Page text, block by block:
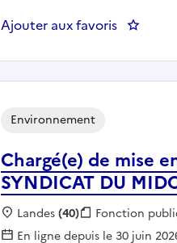
Ajouter aux favoris : Chef
Chargé(e) de mise
SYNDICAT DU
Environnement
Localisation :
Landes(40) Fonction
Fonction
En ligne depuis le 30 juin